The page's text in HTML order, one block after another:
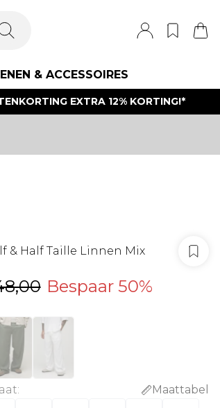
& ACCESSOIRES
EXTRA 12% KORTING!*
& Half Taille Linnen Mix
Bespaar 50%
:
Maattabel